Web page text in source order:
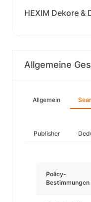
HEXIM Dekore &
Allgemeine
Allgemein
Publisher
Policy-
Bestimmungen